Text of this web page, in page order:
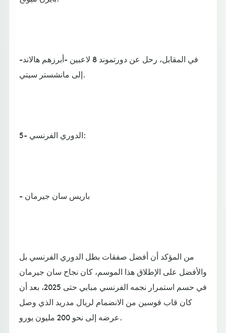
في المقابل، رحل عن دورتموند 8 لاعبين -أبرزهم هالاند-
إلى مانشستر سيتي.
5- الدوري الفرنسي:
- باريس سان جيرمان
من المؤكد أن أفضل صفقات بطل الدوري الفرنسي بل
والأفضل على الإطلاق هذا الموسم، كان نجاح سان جيرمان
في حسم استمرار نجمه الفرنسي مبابي حتى 2025، بعد أن
كان قاب قوسين من الانضمام لريال مدريد الذي وصل
عرضه إلى نحو 200 مليون يورو.